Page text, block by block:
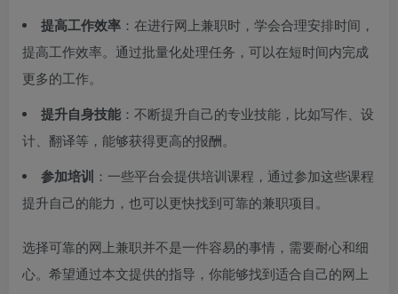
提高工作效率 ：在进行网上兼职时，学会合理安排时间，
提高工作效率。通过批量化处理任务，可以在短时间内完成
更多的工作。
提升自身技能 ：不断提升自己的专业技能，比如写作、设
计、翻译等，能够获得更高的报酬。
参加培训 ：一些平台会提供培训课程，通过参加这些课程
提升自己的能力，也可以更快找到可靠的兼职项目。
选择可靠的网上兼职并不是一件容易的事情，需要耐心和细
心。希望通过本文提供的指导，你能够找到适合自己的网上